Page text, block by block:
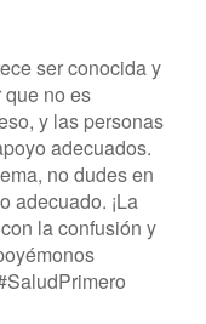
ser conocida y
no es
y las personas
adecuados.
no dudes en
adecuado. ¡La
la confusión y